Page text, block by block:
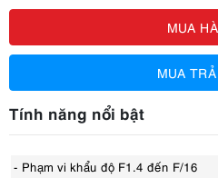
MUA
MUA
Tính năng nổi bật
- Phạm vi khẩu độ F1.4 đến F/16